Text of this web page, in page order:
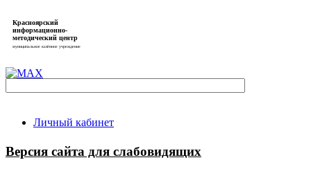
Красноярский
информационно-
методический центр
муниципальное казённое учреждение
Личный кабинет
Версия сайта для слабовидящих